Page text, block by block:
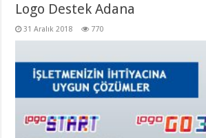
Logo Destek Adana
31 Aralık 2018 770